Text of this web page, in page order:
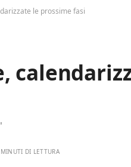
le prossime fasi
DI LETTURA